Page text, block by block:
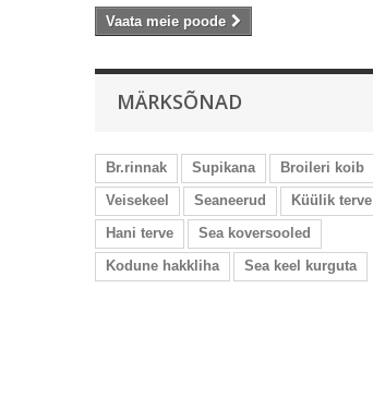
Vaata meie poode
MÄRKSÕNAD
Br.rinnak Supikana
Broileri koib
Veisekeel
Seaneerud
Küülik terve
Hani terve
Sea koversooled
Kodune hakkliha
Sea keel kurguta